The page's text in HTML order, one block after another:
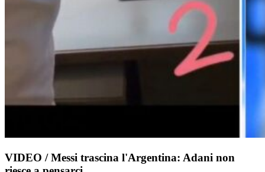
VIDEO / Messi trascina l'Argentina: Adani non